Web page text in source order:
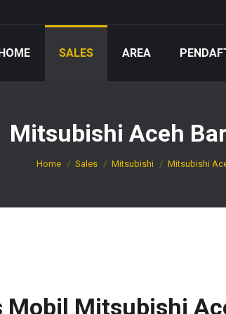
SALES AREA
Mitsubishi Aceh
You are here:
Home Sales Mitsubishi Mitsubishi
Mobil Mitsubishi